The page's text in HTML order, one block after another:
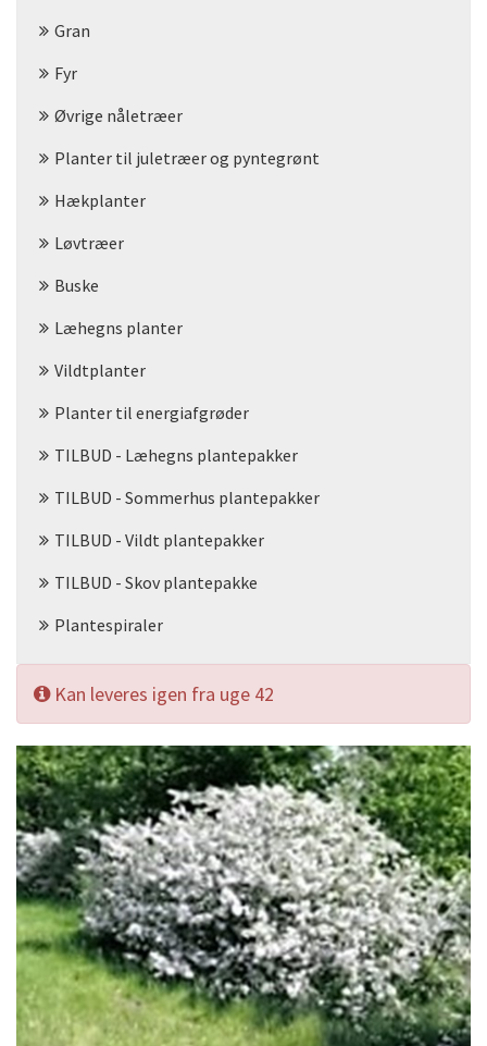
Gran
Fyr
Øvrige nåletræer
Planter til juletræer og pyntegrønt
Hækplanter
Løvtræer
Buske
Læhegns planter
Vildtplanter
Planter til energiafgrøder
TILBUD - Læhegns plantepakker
TILBUD - Sommerhus plantepakker
TILBUD - Vildt plantepakker
TILBUD - Skov plantepakke
Plantespiraler
Kan leveres igen fra uge 42